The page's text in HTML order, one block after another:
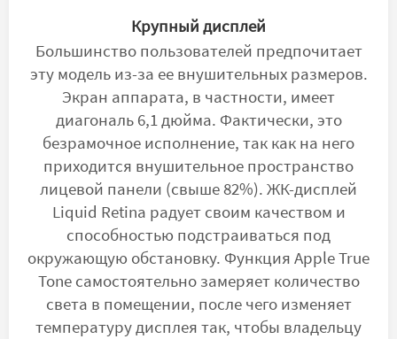
Крупный дисплей
Большинство пользователей предпочитает
эту модель из-за ее внушительных размеров.
Экран аппарата, в частности, имеет
диагональ 6,1 дюйма. Фактически, это
безрамочное исполнение, так как на него
приходится внушительное пространство
лицевой панели (свыше 82%). ЖК-дисплей
Liquid Retina радует своим качеством и
способностью подстраиваться под
окружающую обстановку. Функция Apple True
Tone самостоятельно замеряет количество
света в помещении, после чего изменяет
температуру дисплея так, чтобы владельцу